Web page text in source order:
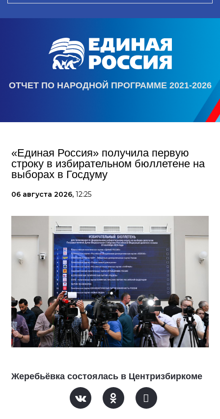
ОТЧЕТ ПО НАРОДНОЙ ПРОГРАММЕ 2021-2026
«Единая Россия» получила первую
строку в избирательном бюллетене на
выборах в Госдуму
06 августа 2026, 12:25
Жеребьёвка состоялась в Центризбиркоме